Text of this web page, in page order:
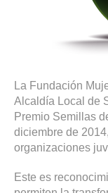
La Fundación
Alcaldía Local de
Premio Semillas
diciembre de
organizaciones
Este es